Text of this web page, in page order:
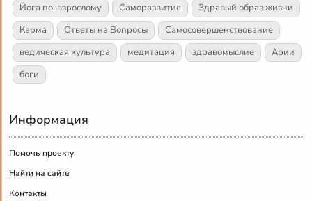
Йога по-взрослому
Саморазвитие
Здравый образ жизни
Карма
Ответы на Вопросы
Самосовершенствование
ведическая культура
медитация здравомыслие
Арии
боги
Информация
Помочь проекту
Найти на сайте
Контакты